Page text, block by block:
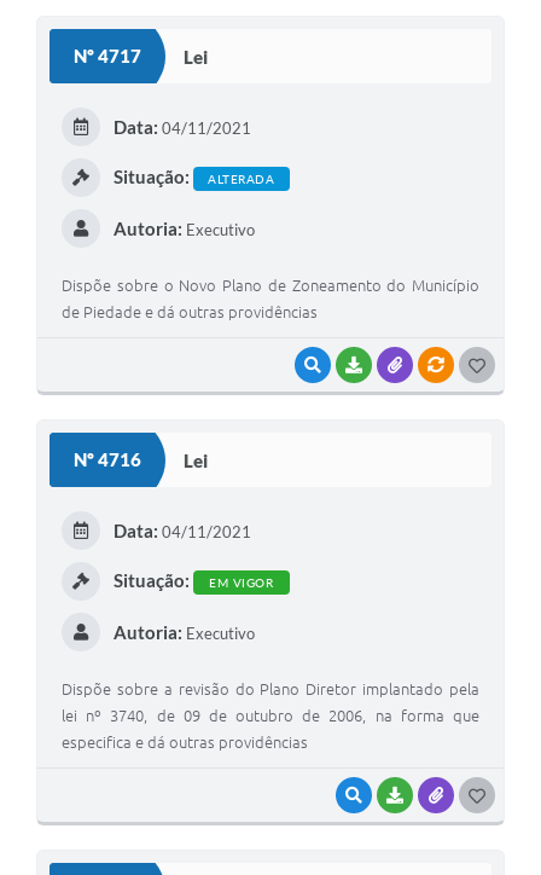
Nº 4717 Lei
VISUALIZAR
BAIXARANEXOSVÍNCULOS
Data: 04/11/2021
Situação: ALTERADA
Autoria: Executivo
Dispõe sobre o Novo Plano de Zoneamento do Município
de Piedade e dá outras providências
Nº 4716 Lei
VISUALIZAR
BAIXARANEXOS
Data: 04/11/2021
Situação: EM VIGOR
Autoria: Executivo
Dispõe sobre a revisão do Plano Diretor implantado pela
lei nº 3740, de 09 de outubro de 2006, na forma que
especifica e dá outras providências